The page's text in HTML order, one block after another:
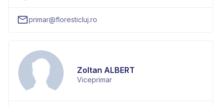
primar@floresticluj.ro
Zoltan ALBERT
Viceprimar